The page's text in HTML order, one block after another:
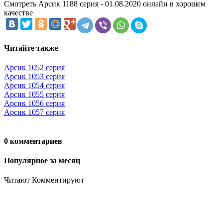
Смотреть Арсик 1188 серия - 01.08.2020 онлайн в хорошем
качестве
Читайте также
Арсик 1052 серия
Арсик 1053 серия
Арсик 1054 серия
Арсик 1055 серия
Арсик 1056 серия
Арсик 1057 серия
0 комментариев
Популярное за месяц
Читают Комментируют